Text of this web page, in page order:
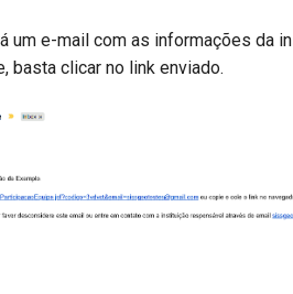
um e-mail com as informações da
basta clicar no link enviado.